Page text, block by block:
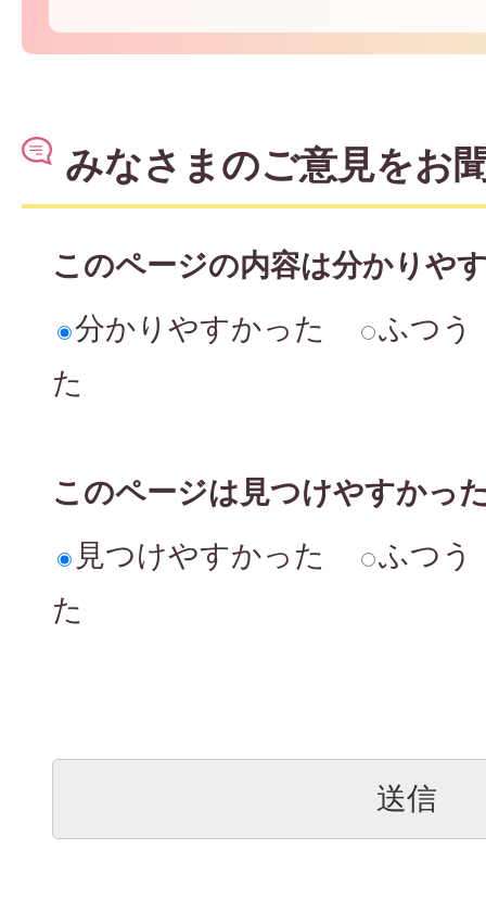
みなさまのご意見をお
このページの内容は分かりや
分かりやすかった
ふつう
た
このページは見つけやすかっ
見つけやすかった
ふつう
た